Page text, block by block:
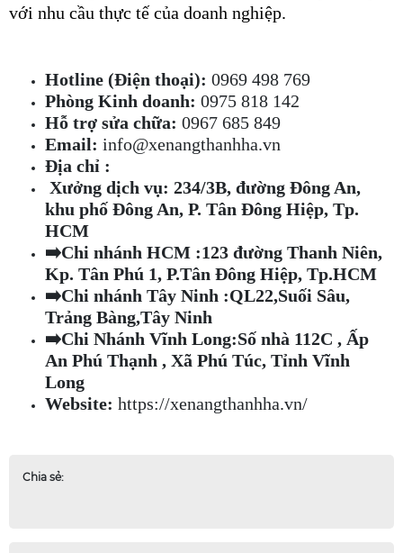
với nhu cầu thực tế của doanh nghiệp.
Hotline (Điện thoại): 0969 498 769
Phòng Kinh doanh: 0975 818 142
Hỗ trợ sửa chữa: 0967 685 849
Email: info@xenangthanhha.vn
Địa chỉ :
Xưởng dịch vụ: 234/3B, đường Đông An,
khu phố Đông An, P. Tân Đông Hiệp, Tp.
HCM
➡️Chi nhánh HCM :123 đường Thanh Niên,
Kp. Tân Phú 1, P.Tân Đông Hiệp, Tp.HCM
➡️Chi nhánh Tây Ninh :QL22,Suối Sâu,
Trảng Bàng,Tây Ninh
➡️Chi Nhánh Vĩnh Long:Số nhà 112C , Ấp
An Phú Thạnh , Xã Phú Túc, Tỉnh Vĩnh
Long
Website: https://xenangthanhha.vn/
Chia sẻ: